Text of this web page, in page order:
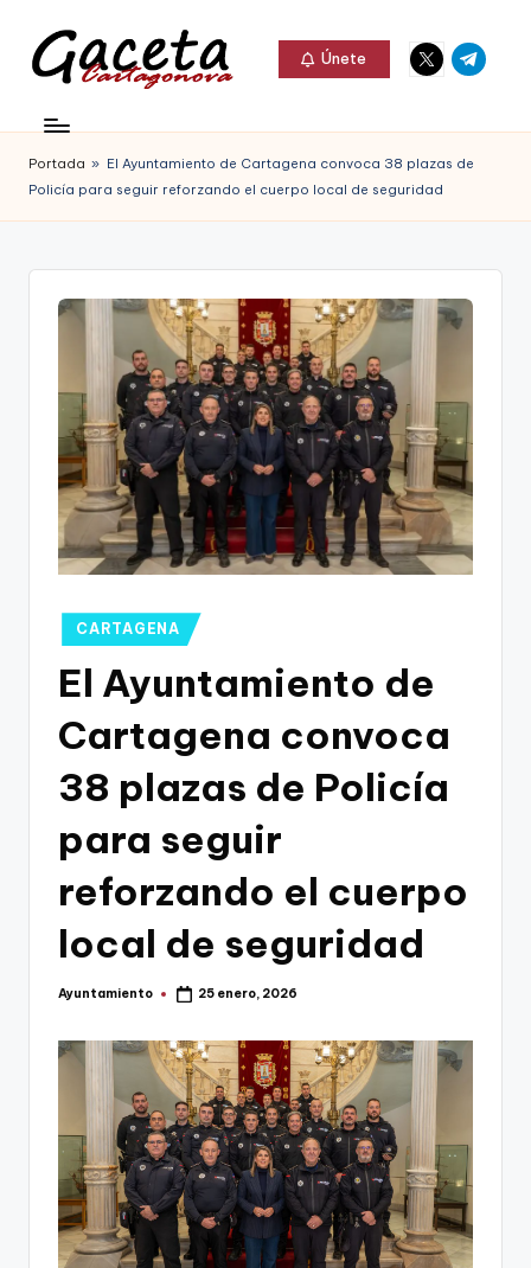
Saltar
contenido
c
e
t
Gaceta
Cartagonova,
La
que
Cartagena,
Cartagena,
Únete
Elemento
del
Elemento
del
Portada » El Ayuntamiento de Cartagena convoca 38 plazas de
Policía para seguir reforzando el cuerpo local de seguridad
Publicado
en
CARTAGENA
El Ayuntamiento de
Cartagena convoca
38 plazas de Policía
para seguir
reforzando el cuerpo
local de seguridad
Publicado
Ayuntamiento 25 enero, 2026